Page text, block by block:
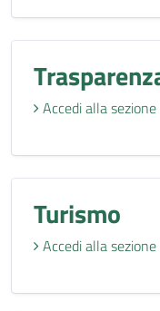
Accedi alla
Turismo
Accedi alla